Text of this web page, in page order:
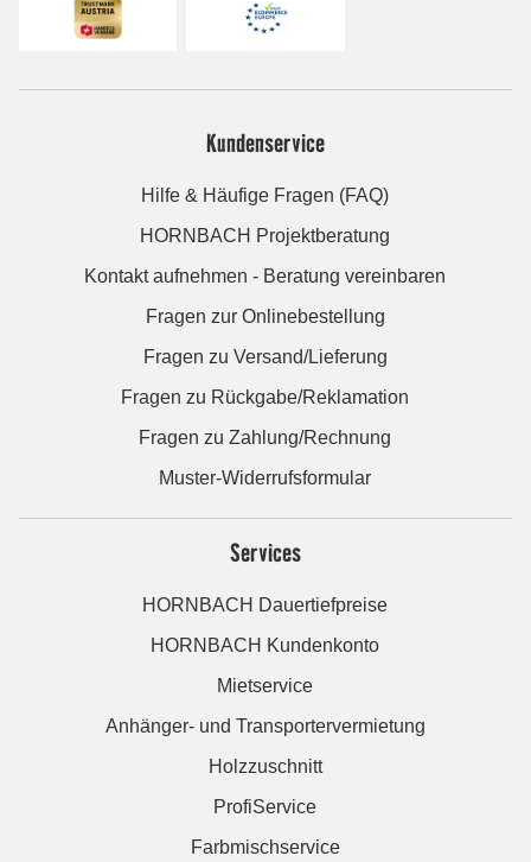
Kundenservice
Hilfe & Häufige Fragen (FAQ)
HORNBACH Projektberatung
Kontakt aufnehmen - Beratung vereinbaren
Fragen zur Onlinebestellung
Fragen zu Versand/Lieferung
Fragen zu Rückgabe/Reklamation
Fragen zu Zahlung/Rechnung
Muster-Widerrufsformular
Services
HORNBACH Dauertiefpreise
HORNBACH Kundenkonto
Mietservice
Anhänger- und Transportervermietung
Holzzuschnitt
ProfiService
Farbmischservice